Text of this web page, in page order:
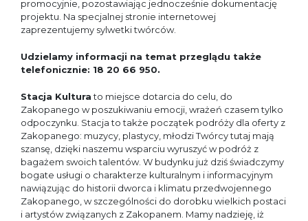
promocyjnie, pozostawiając jednocześnie dokumentację
projektu. Na specjalnej stronie internetowej
zaprezentujemy sylwetki twórców.
Udzielamy informacji na temat przeglądu także
telefonicznie: 18 20 66 950.
Stacja Kulturato miejsce dotarcia do celu, do
Zakopanego w poszukiwaniu emocji, wrażeń czasem tylko
odpoczynku. Stacja to także początek podróży dla oferty z
Zakopanego: muzycy, plastycy, młodzi Twórcy tutaj mają
szansę, dzięki naszemu wsparciu wyruszyć w podróż z
bagażem swoich talentów. W budynku już dziś świadczymy
bogate usługi o charakterze kulturalnym i informacyjnym
nawiązując do historii dworca i klimatu przedwojennego
Zakopanego, w szczególności do dorobku wielkich postaci
i artystów związanych z Zakopanem. Mamy nadzieję, iż